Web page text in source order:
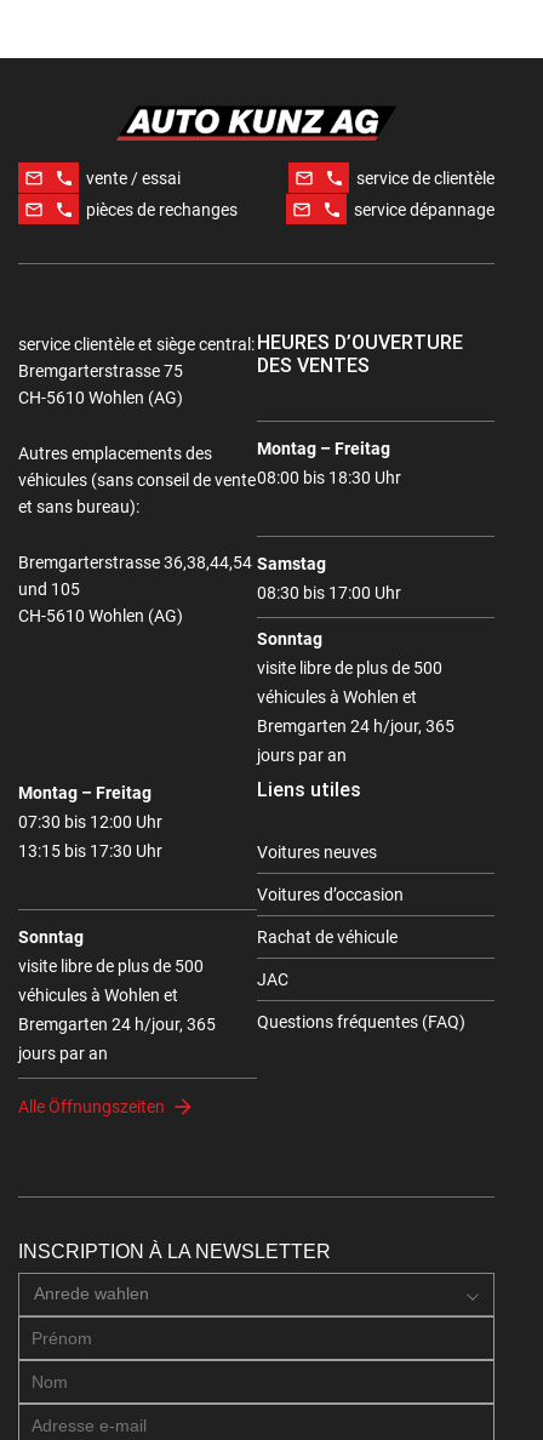
mail_outline phone vente / essai mail_outline phone
service de clientèle
mail_outline
phone pièces de rechanges mail_outline phone service dépannage
service clientèle et siège central:
Bremgarterstrasse 75
CH-5610 Wohlen (AG)
Autres emplacements des
véhicules (sans conseil de vente
et sans bureau):
Bremgarterstrasse 36,38,44,54
und 105
CH-5610 Wohlen (AG)
HEURES D’OUVERTURE
DES VENTES
Montag – Freitag
08:00 bis 18:30 Uhr
Samstag
08:30 bis 17:00 Uhr
Sonntag
visite libre de plus de 500
véhicules à Wohlen et
Bremgarten 24 h/jour, 365
jours par an
Montag – Freitag
07:30 bis 12:00 Uhr
13:15 bis 17:30 Uhr
Sonntag
visite libre de plus de 500
véhicules à Wohlen et
Bremgarten 24 h/jour, 365
jours par an
Alle Öffnungszeiten
Liens utiles
Voitures neuves
Voitures d’occasion
Rachat de véhicule
JAC
Questions fréquentes (FAQ)
INSCRIPTION À LA NEWSLETTER
Anrede wahlen